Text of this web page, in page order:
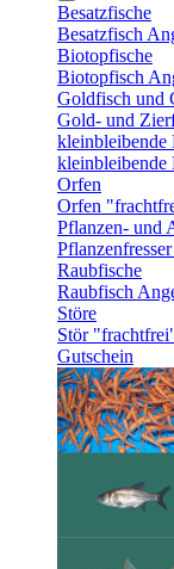
Besatzfische
Besatzfisch
Biotopfische
Biotopfisch
Goldfisch und
Gold- und
kleinbleibende
kleinbleibende
Orfen
Orfen
Pflanzen- und
Raubfische
Raubfisch
Störe
Stör
Gutschein